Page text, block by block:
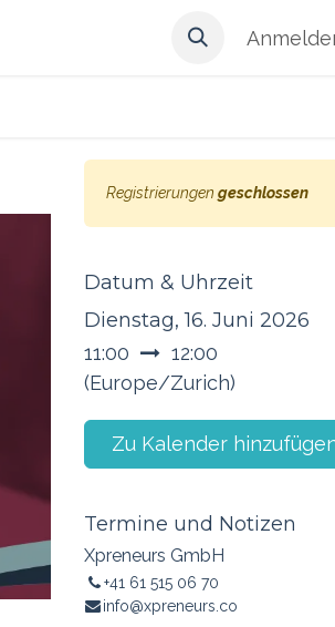
Registrierungen geschlossen
Datum & Uhrzeit
Dienstag, 16. Juni 2026
11:00
12:00
(Europe/Zurich)
Zu Kalender
Termine und Notizen
Xpreneurs GmbH
+41 61 515 06 70
info@xpreneurs.co